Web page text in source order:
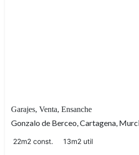
Garajes, Venta, Ensanche
Gonzalo de Berceo, Cartagena,
22m2 const. 13m2 util